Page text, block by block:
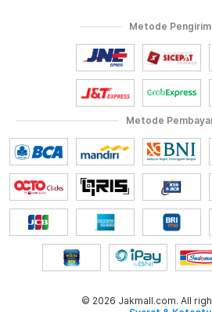
Metode
Metode
© 2026 Jakmall.com. All